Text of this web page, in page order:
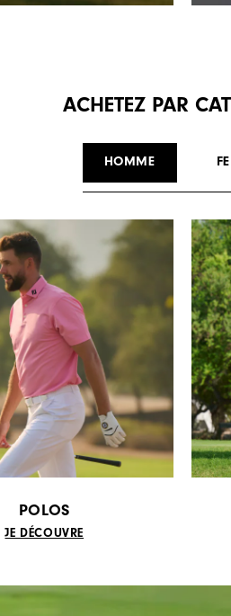
ACHETEZ PAR
HOMME
POLOS
JE DÉCOUVRE